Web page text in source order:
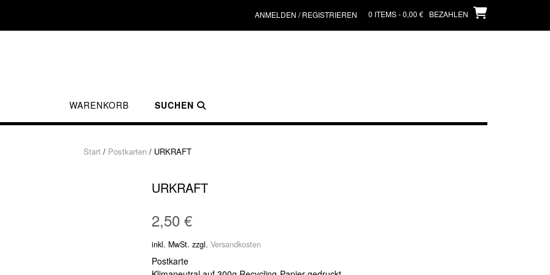
ANMELDEN / REGISTRIEREN 0 ITEMS - 0,00 € BEZAHLEN
WARENKORB SUCHEN
Start / Postkarten / URKRAFT
URKRAFT
2,50 €
inkl. MwSt. zzgl. Versandkosten
Postkarte